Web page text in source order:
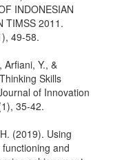
INDONESIAN
TIMSS 2011.
49-58.
Y., &
Skills
of Innovation
35-42.
(2019). Using
and